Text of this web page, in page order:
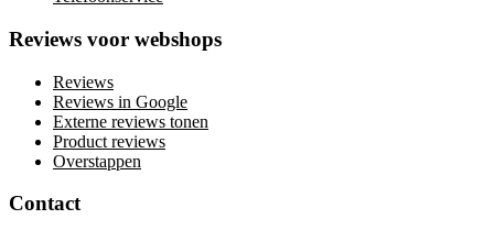
Reviews voor webshops
Reviews
Reviews in Google
Externe reviews tonen
Product reviews
Overstappen
Contact